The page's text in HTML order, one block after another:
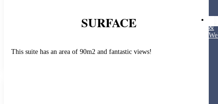
&
SURFACE
This suite has an area of 90m2 and fantastic views!